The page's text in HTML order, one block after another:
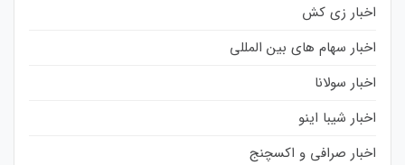
اخبار زی کش
اخبار سهام های بین المللی
اخبار سولانا
اخبار شیبا اینو
اخبار صرافی و اکسچنج